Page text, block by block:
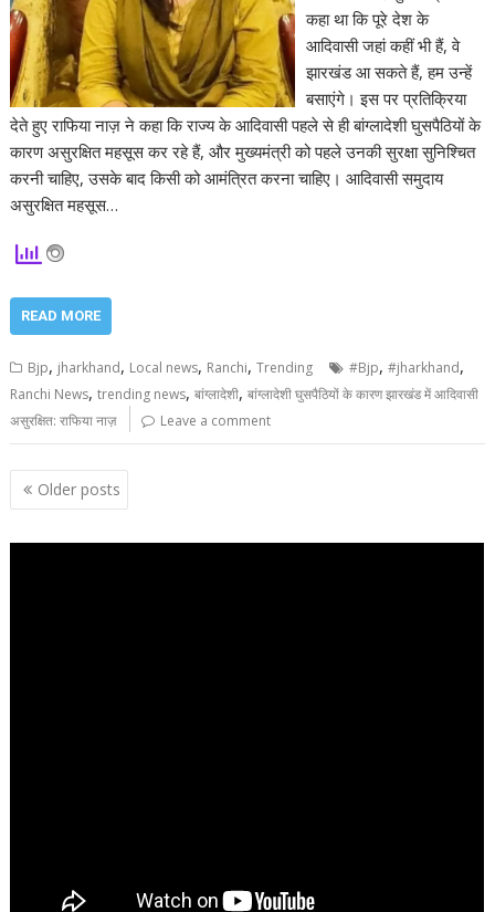
कहा था कि पूरे देश के
आदिवासी जहां कहीं भी हैं, वे
झारखंड आ सकते हैं, हम उन्हें
बसाएंगे। इस पर प्रतिक्रिया
देते हुए राफिया नाज़ ने कहा कि राज्य के आदिवासी पहले से ही बांग्लादेशी घुसपैठियों के
कारण असुरक्षित महसूस कर रहे हैं, और मुख्यमंत्री को पहले उनकी सुरक्षा सुनिश्चित
करनी चाहिए, उसके बाद किसी को आमंत्रित करना चाहिए। आदिवासी समुदाय
असुरक्षित महसूस…
READ MORE
Bjp, jharkhand, Local news, Ranchi,Trending #Bjp,#jharkhand,
Ranchi News,trending news,बांग्लादेशी,बांग्लादेशी घुसपैठियों के कारण झारखंड में आदिवासी
असुरक्षित: राफिया नाज़
Leave a comment
Posts
navigation
Older posts